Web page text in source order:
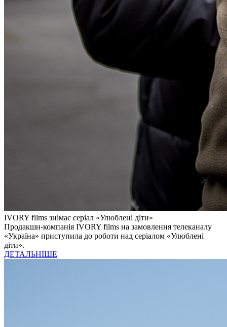
IVORY films знімає серіал «Улюблені діти»
Продакшн-компанія IVORY films на замовлення телеканалу
«Україна» приступила до роботи над серіалом «Улюблені
діти».
ДЕТАЛЬНІШЕ